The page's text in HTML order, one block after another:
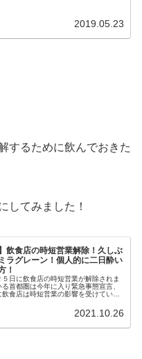
2019.05.23
するために飲んでおきた
してみました！
飲食店の時短営業解除！久しぶ
ラグレーン！個人的に二日酔い
！
５日に飲食店の時短営業が解除されま
首都圏は今年に入り緊急事態宣言、
飲食店は時短営業の影響を受けていま
2021.10.26